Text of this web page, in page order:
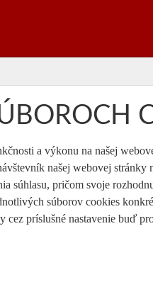
a výkonu na našej
našej webovej stránky
súhlasu, pričom svoje
súborov cookies
príslušné nastavenie buď